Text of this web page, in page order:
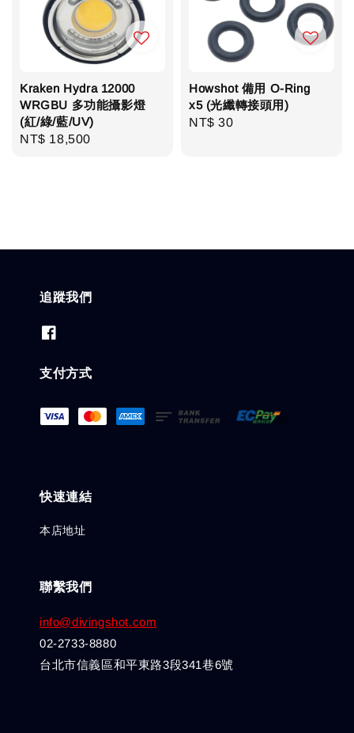
Kraken Hydra 12000
WRGBU 多功能攝影燈
(紅/綠/藍/UV)
Regular
NT$ 18,500
Howshot 備用 O-Ring
x5 (光纖轉接頭用)
Regular
NT$ 30
追蹤我們
支付方式
快速連結
本店地址
聯繫我們
info@divingshot.com
02-2733-8880
台北市信義區和平東路3段341巷6號